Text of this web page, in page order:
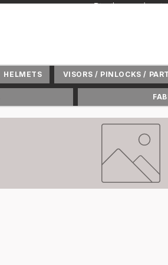
+ Distributeur
HELMETS VISORS / PINLOCKS /